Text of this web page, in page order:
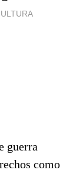
guerra
como